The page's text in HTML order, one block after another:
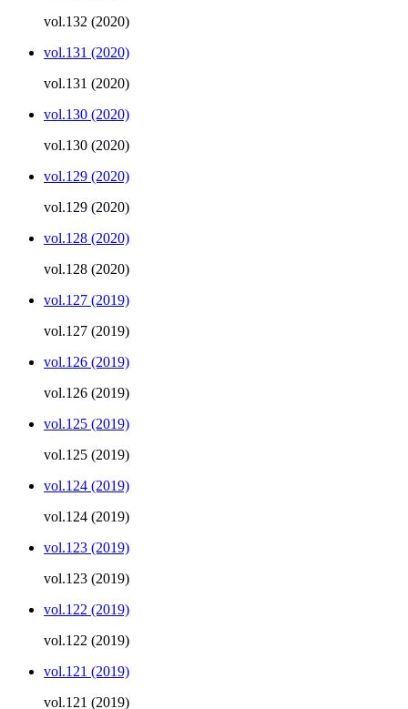
vol.132 (2020)
vol.131 (2020)
vol.131 (2020)
vol.130 (2020)
vol.130 (2020)
vol.129 (2020)
vol.129 (2020)
vol.128 (2020)
vol.128 (2020)
vol.127 (2019)
vol.127 (2019)
vol.126 (2019)
vol.126 (2019)
vol.125 (2019)
vol.125 (2019)
vol.124 (2019)
vol.124 (2019)
vol.123 (2019)
vol.123 (2019)
vol.122 (2019)
vol.122 (2019)
vol.121 (2019)
vol.121 (2019)